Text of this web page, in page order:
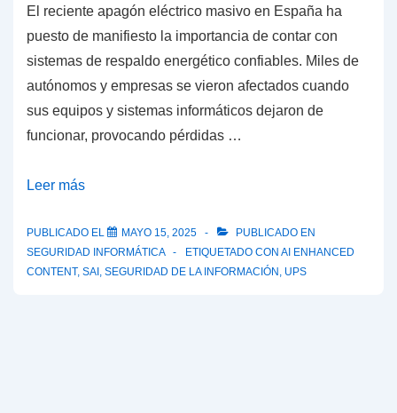
El reciente apagón eléctrico masivo en España ha
puesto de manifiesto la importancia de contar con
sistemas de respaldo energético confiables. Miles de
autónomos y empresas se vieron afectados cuando
sus equipos y sistemas informáticos dejaron de
funcionar, provocando pérdidas …
Cómo
un
SAI/UPS
Leer más
PUBLICADO EL MAYO 15, 2025
PUBLICADO EN
SEGURIDAD INFORMÁTICA
ETIQUETADO CON AI ENHANCED
CONTENT, SAI, SEGURIDAD DE LA INFORMACIÓN, UPS